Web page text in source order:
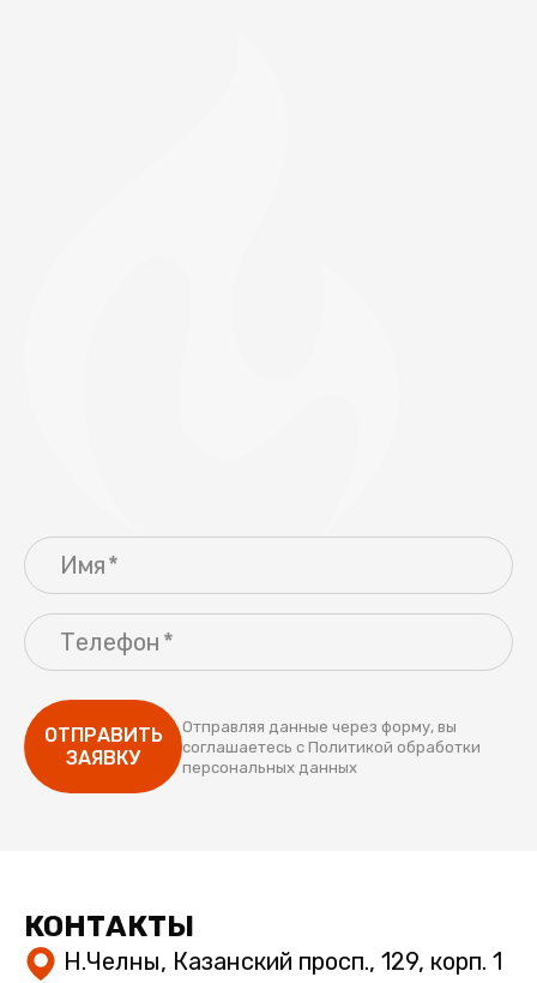
Имя
Телефон
ОТПРАВИТЬ
ЗАЯВКУ
Отправляя данные через форму, вы
соглашаетесь с Политикой обработки
персональных данных
КОНТАКТЫ
Н.Челны, Казанский просп., 129, корп. 1